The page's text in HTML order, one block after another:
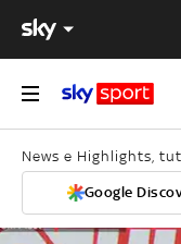
News e Highlights,
Google